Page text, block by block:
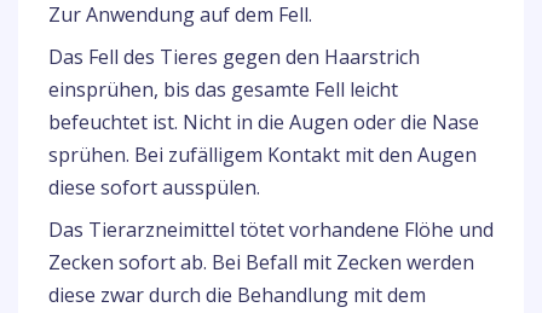
Zur Anwendung auf dem Fell.
Das Fell des Tieres gegen den Haarstrich
einsprühen, bis das gesamte Fell leicht
befeuchtet ist. Nicht in die Augen oder die Nase
sprühen. Bei zufälligem Kontakt mit den Augen
diese sofort ausspülen.
Das Tierarzneimittel tötet vorhandene Flöhe und
Zecken sofort ab. Bei Befall mit Zecken werden
diese zwar durch die Behandlung mit dem